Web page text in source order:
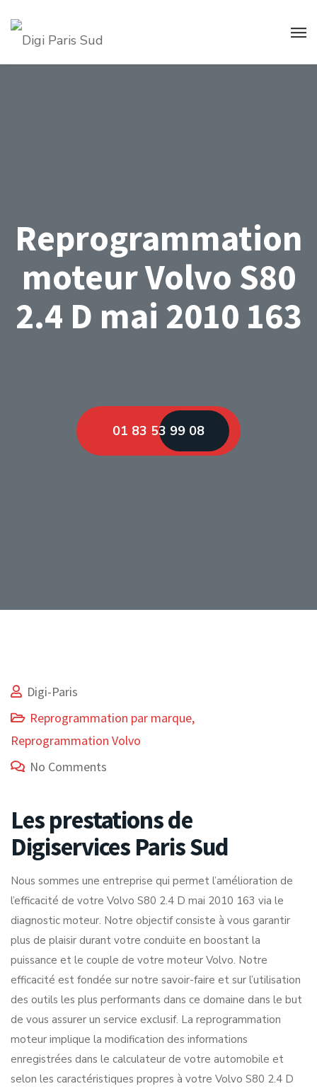
Reprogrammation
moteur Volvo S80
2.4 D mai 2010 163
01 83 53 99 08
Digi-Paris
Reprogrammation par marque,
Reprogrammation Volvo
No Comments
Les prestations de
Digiservices Paris Sud
Nous sommes une entreprise qui permet l’amélioration de
l’efficacité de votre Volvo S80 2.4 D mai 2010 163 via le
diagnostic moteur. Notre objectif consiste à vous garantir
plus de plaisir durant votre conduite en boostant la
puissance et le couple de votre moteur Volvo. Notre
efficacité est fondée sur notre savoir-faire et sur l’utilisation
des outils les plus performants dans ce domaine dans le but
de vous assurer un service exclusif. La reprogrammation
moteur implique la modification des informations
enregistrées dans le calculateur de votre automobile et
selon les caractéristiques propres à votre Volvo S80 2.4 D